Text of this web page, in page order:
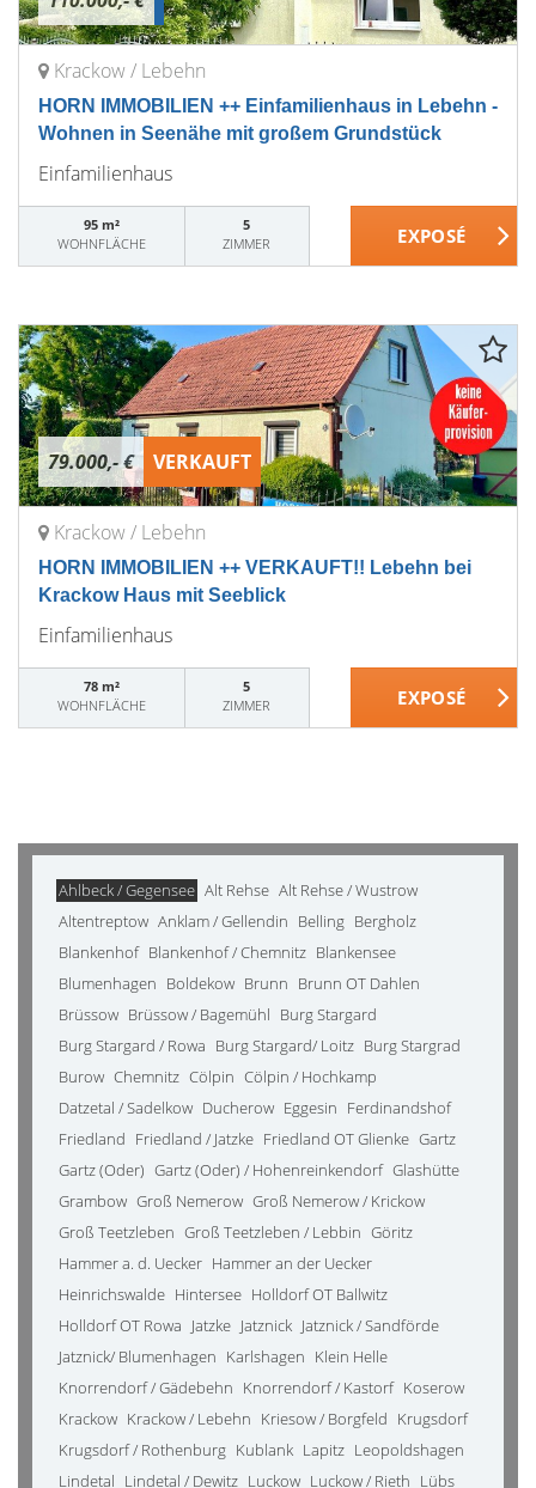
Krackow / Lebehn
HORN IMMOBILIEN ++ Einfamilienhaus in Lebehn -
Wohnen in Seenähe mit großem Grundstück
Einfamilienhaus
95 m²
WOHNFLÄCHE
5
ZIMMER
79.000,- € VERKAUFT
Krackow / Lebehn
HORN IMMOBILIEN ++ VERKAUFT!! Lebehn bei
Krackow Haus mit Seeblick
Einfamilienhaus
78 m²
WOHNFLÄCHE
5
ZIMMER
Ahlbeck / Gegensee Alt Rehse Alt Rehse / Wustrow
Altentreptow Anklam / Gellendin Belling Bergholz
Blankenhof Blankenhof / Chemnitz Blankensee
Blumenhagen Boldekow Brunn Brunn OT Dahlen
Brüssow Brüssow / Bagemühl Burg Stargard
Burg Stargard / Rowa Burg Stargard/ Loitz Burg Stargrad
Burow Chemnitz Cölpin Cölpin / Hochkamp
Datzetal / Sadelkow Ducherow Eggesin Ferdinandshof
Friedland Friedland / Jatzke Friedland OT Glienke Gartz
Gartz (Oder) Gartz (Oder) / Hohenreinkendorf Glashütte
Grambow Groß Nemerow Groß Nemerow / Krickow
Groß Teetzleben Groß Teetzleben / Lebbin Göritz
Hammer a. d. Uecker Hammer an der Uecker
Heinrichswalde Hintersee Holldorf OT Ballwitz
Holldorf OT Rowa Jatzke Jatznick Jatznick / Sandförde
Jatznick/ Blumenhagen Karlshagen Klein Helle
Knorrendorf / Gädebehn Knorrendorf / Kastorf Koserow
Krackow Krackow / Lebehn Kriesow / Borgfeld Krugsdorf
Krugsdorf / Rothenburg Kublank Lapitz Leopoldshagen
Lindetal Lindetal / Dewitz Luckow Luckow / Rieth Lübs